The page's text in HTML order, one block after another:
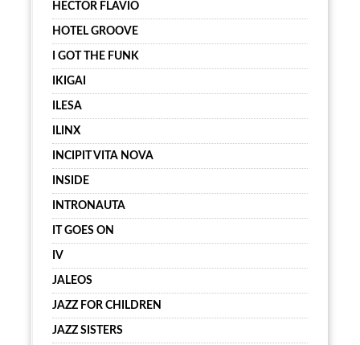
HÉCTOR FLAVIO
HOTEL GROOVE
I GOT THE FUNK
IKIGAI
ILESA
ILINX
INCIPIT VITA NOVA
INSIDE
INTRONAUTA
IT GOES ON
IV
JALEOS
JAZZ FOR CHILDREN
JAZZ SISTERS